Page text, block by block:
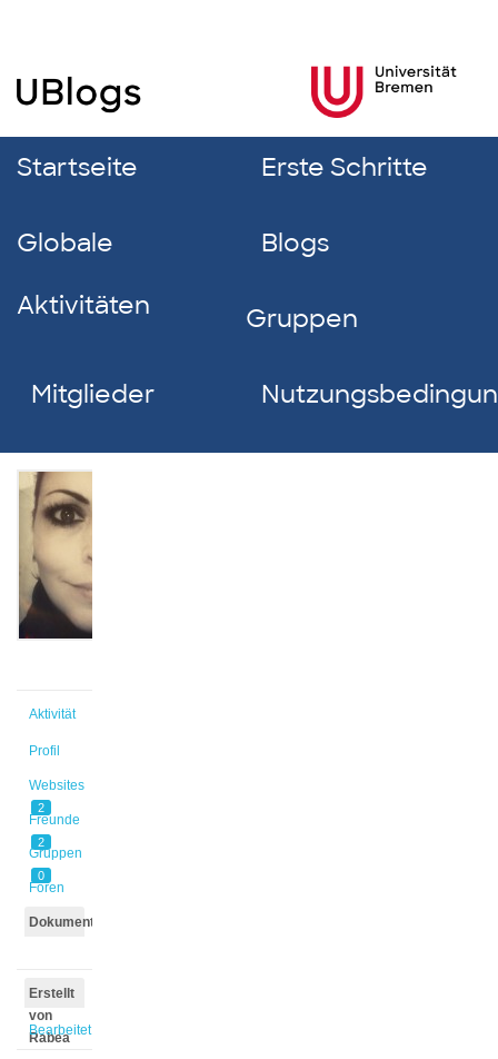
Startseite Erste Schritte
Globale
Aktivitäten
Blogs
Gruppen
Mitglieder
Aktivität
Profil
Websites
2
Freunde
2
Gruppen
0
Foren
Dokumente
Erstellt
von
Rabea
Bearbeitet